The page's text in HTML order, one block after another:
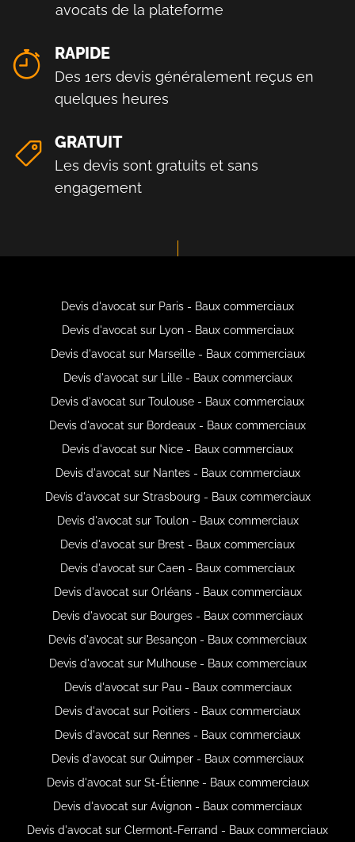
avocats de la plateforme
RAPIDE
Des 1ers devis généralement reçus en
quelques heures
GRATUIT
Les devis sont gratuits et sans
engagement
Devis d'avocat sur Paris - Baux commerciaux
Devis d'avocat sur Lyon - Baux commerciaux
Devis d'avocat sur Marseille - Baux commerciaux
Devis d'avocat sur Lille - Baux commerciaux
Devis d'avocat sur Toulouse - Baux commerciaux
Devis d'avocat sur Bordeaux - Baux commerciaux
Devis d'avocat sur Nice - Baux commerciaux
Devis d'avocat sur Nantes - Baux commerciaux
Devis d'avocat sur Strasbourg - Baux commerciaux
Devis d'avocat sur Toulon - Baux commerciaux
Devis d'avocat sur Brest - Baux commerciaux
Devis d'avocat sur Caen - Baux commerciaux
Devis d'avocat sur Orléans - Baux commerciaux
Devis d'avocat sur Bourges - Baux commerciaux
Devis d'avocat sur Besançon - Baux commerciaux
Devis d'avocat sur Mulhouse - Baux commerciaux
Devis d'avocat sur Pau - Baux commerciaux
Devis d'avocat sur Poitiers - Baux commerciaux
Devis d'avocat sur Rennes - Baux commerciaux
Devis d'avocat sur Quimper - Baux commerciaux
Devis d'avocat sur St-Étienne - Baux commerciaux
Devis d'avocat sur Avignon - Baux commerciaux
Devis d'avocat sur Clermont-Ferrand - Baux commerciaux